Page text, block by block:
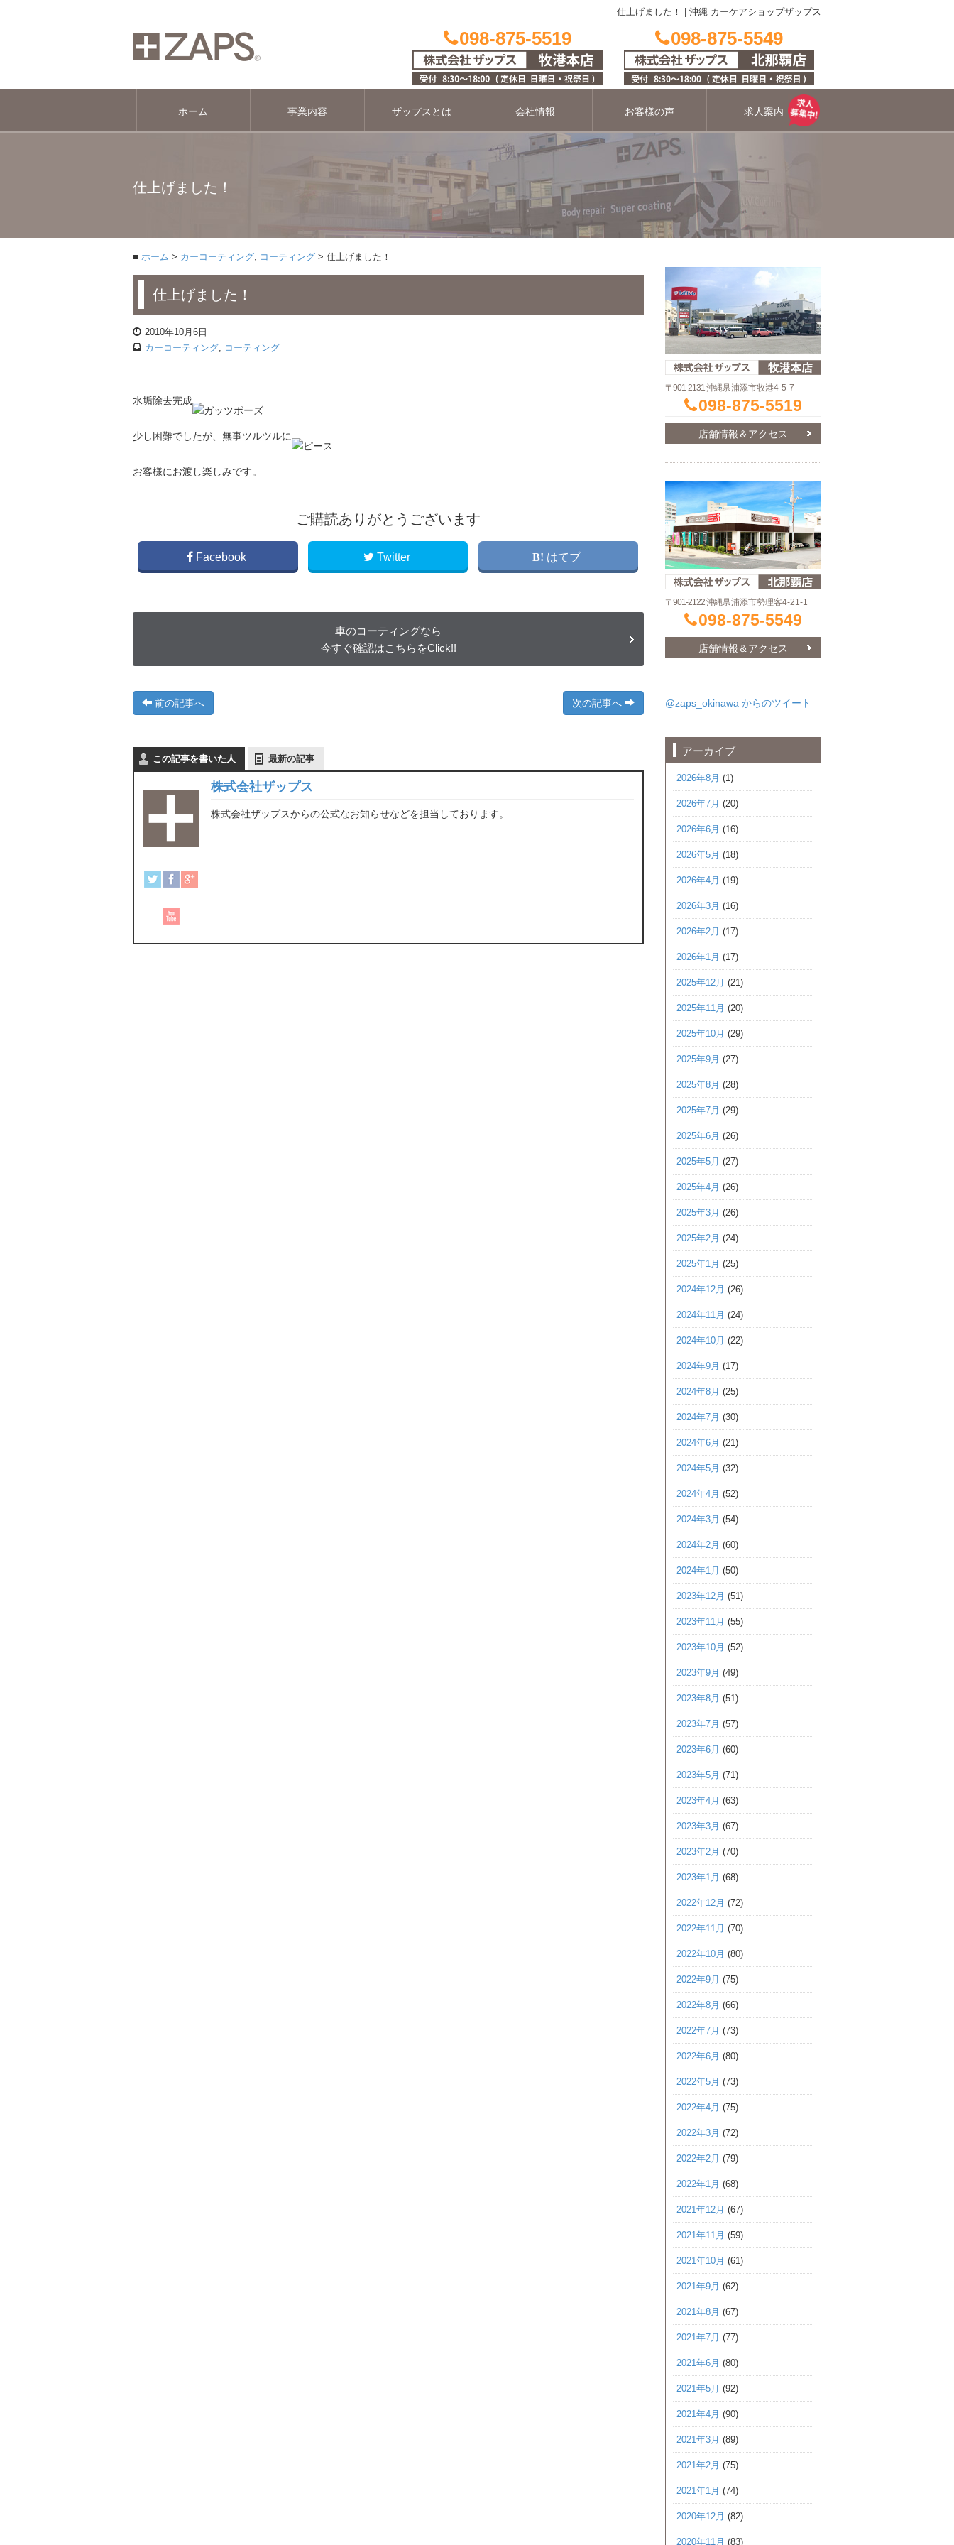
仕上げました！ 沖縄 カーケアショップザップス
098-875-5519 098-875-5549
ホーム 事業内容 ザップスとは 会社情報 お客様の声 求人案内
仕上げました！
ホーム カーコーティング, コーティング 仕上げました！
仕上げました！
2010年10月6日
カーコーティング, コーティング
水垢除去完成
少し困難でしたが、無事ツルツルに
お客様にお渡し楽しみです。
ご購読ありがとうございます
Facebook Twitter はてブ
車のコーティングなら
今すぐ確認はこちらをClick!!
前の記事へ 次の記事へ
この記事を書いた人 最新の記事
株式会社ザップス
株式会社ザップスからの公式なお知らせなどを担当しております。
〒901-2131 沖縄県浦添市牧港4-5-7
098-875-5519
店舗情報＆アクセス
〒901-2122 沖縄県浦添市勢理客4-21-1
098-875-5549
店舗情報＆アクセス
@zaps_okinawa からのツイート
アーカイブ
2026年8月 (1)
2026年7月 (20)
2026年6月 (16)
2026年5月 (18)
2026年4月 (19)
2026年3月 (16)
2026年2月 (17)
2026年1月 (17)
2025年12月 (21)
2025年11月 (20)
2025年10月 (29)
2025年9月 (27)
2025年8月 (28)
2025年7月 (29)
2025年6月 (26)
2025年5月 (27)
2025年4月 (26)
2025年3月 (26)
2025年2月 (24)
2025年1月 (25)
2024年12月 (26)
2024年11月 (24)
2024年10月 (22)
2024年9月 (17)
2024年8月 (25)
2024年7月 (30)
2024年6月 (21)
2024年5月 (32)
2024年4月 (52)
2024年3月 (54)
2024年2月 (60)
2024年1月 (50)
2023年12月 (51)
2023年11月 (55)
2023年10月 (52)
2023年9月 (49)
2023年8月 (51)
2023年7月 (57)
2023年6月 (60)
2023年5月 (71)
2023年4月 (63)
2023年3月 (67)
2023年2月 (70)
2023年1月 (68)
2022年12月 (72)
2022年11月 (70)
2022年10月 (80)
2022年9月 (75)
2022年8月 (66)
2022年7月 (73)
2022年6月 (80)
2022年5月 (73)
2022年4月 (75)
2022年3月 (72)
2022年2月 (79)
2022年1月 (68)
2021年12月 (67)
2021年11月 (59)
2021年10月 (61)
2021年9月 (62)
2021年8月 (67)
2021年7月 (77)
2021年6月 (80)
2021年5月 (92)
2021年4月 (90)
2021年3月 (89)
2021年2月 (75)
2021年1月 (74)
2020年12月 (82)
2020年11月 (83)